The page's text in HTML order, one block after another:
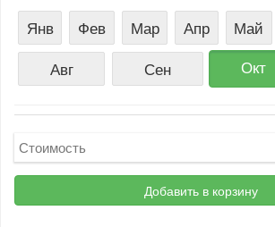
Янв Фев Мар Апр Май
Авг
Сен Окт
Стоимость
Добавить в корзину